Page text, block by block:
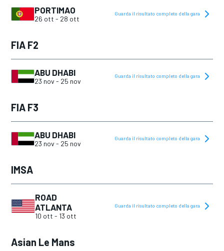
PORTIMAO
26 ott - 28 ott
Guarda il risultato completo della gara
FIA F2
ABU DHABI
23 nov - 25 nov
Guarda il risultato completo della gara
FIA F3
ABU DHABI
23 nov - 25 nov
Guarda il risultato completo della gara
IMSA
ROAD
ATLANTA
10 ott - 13 ott
Guarda il risultato completo della gara
Asian Le Mans